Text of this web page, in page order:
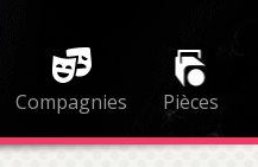
Compagnies Pièces